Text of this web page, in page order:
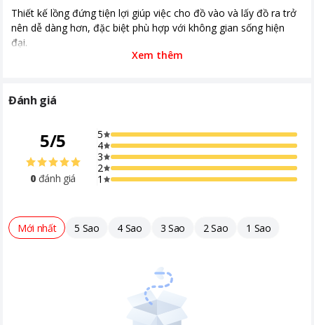
phòng vào quần áo -Bộ lọc xơ vải
Magic Filter -Bong bóng siêu mịn Eco
Bubble
Có màn hình hiển thị
Tiện ích
Kết nối Wifi
Chương trình giặt
Đồ mỏng nhẹ Giặt siêu sạch Xả + vắt
Vệ sinh lồng giặt Giặt thường Giặt
Khoảng giá
Từ 10 - 20 triệu
Thiết kế lồng đứng tiện lợi giúp việc cho đồ vào và lấy đồ ra trở
nên dễ dàng hơn, đặc biệt phù hợp với không gian sống hiện
đại.
Xem thêm
Đánh giá
5/5
0 đánh giá
5
4
3
2
1
Mới nhất 5 Sao 4 Sao 3 Sao 2 Sao 1 Sao